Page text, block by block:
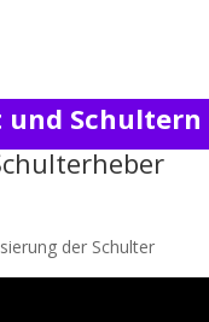
und Schultern
der Schulter